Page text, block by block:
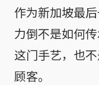
作为新加坡最
力倒不是如何
这门手艺，也
顾客。